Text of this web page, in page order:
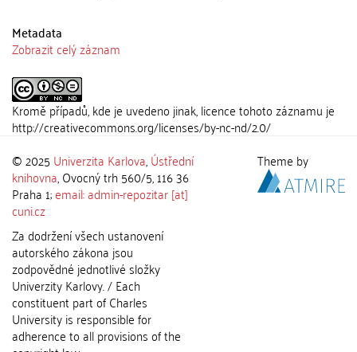
Metadata
Zobrazit celý záznam
Kromě případů, kde je uvedeno jinak, licence tohoto záznamu je
http://creativecommons.org/licenses/by-nc-nd/2.0/
© 2025 Univerzita Karlova,Ústřední
knihovna, Ovocný trh 560/5, 116 36
Praha 1;email: admin-repozitar [at]
cuni.cz
Za dodržení všech ustanovení
autorského zákona jsou
zodpovědné jednotlivé složky
Univerzity Karlovy. / Each
constituent part of Charles
University is responsible for
adherence to all provisions of the
Theme by